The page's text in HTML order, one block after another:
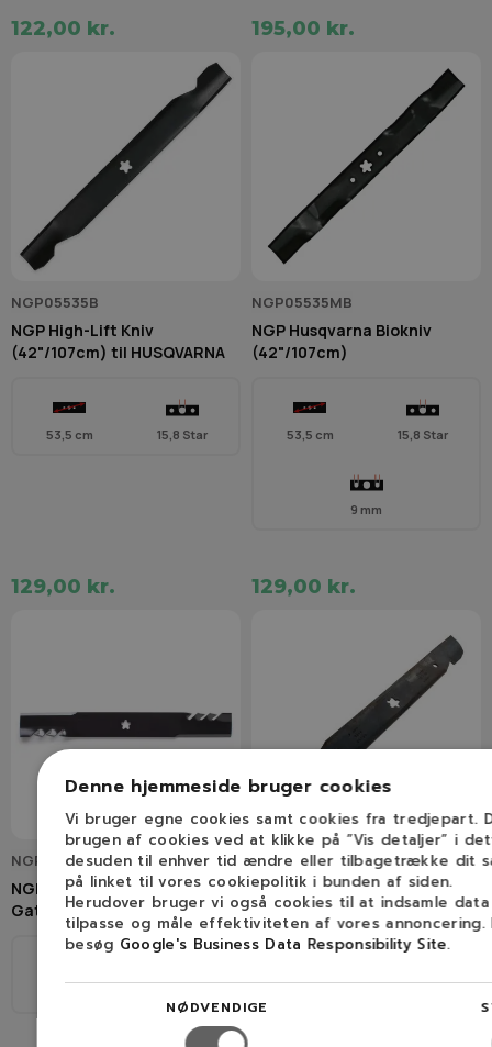
122,00 kr. 195,00 kr.
NGP05535B
NGP High-Lift Kniv
(42"/107cm) til HUSQVARNA
53,5 cm 15,8 Star
129,00 kr.
NGP05535MB
NGP Husqvarna Biokniv
(42"/107cm)
53,5 cm 15,8 Star
9 mm
129,00 kr.
NGP96-900
NGP AYP / Husqvarna
Gatorkniv (42"/107cm)
532 13 89-71
HUSQVARNA High-Lift Kniv
(42"/107cm)
Denne hjemmeside bruger cookies
Vi bruger egne cookies samt cookies fra tredjepart.
brugen af cookies ved at klikke på ”Vis detaljer” i
desuden til enhver tid ændre eller tilbagetrække dit
på linket til vores cookiepolitik i bunden af siden.
Herudover bruger vi også cookies til at indsamle
tilpasse og måle effektiviteten af vores annoncering.
besøg Google's Business Data Responsibility Site.
NØDVENDIGE